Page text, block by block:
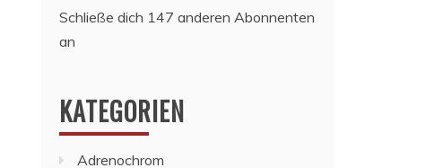
Schließe dich 147 anderen Abonnenten
an
KATEGORIEN
Adrenochrom